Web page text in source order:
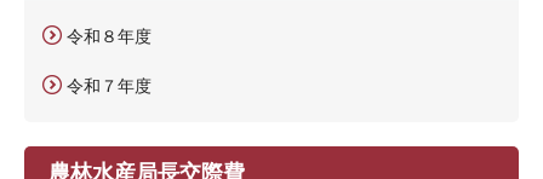
令和８年度
令和７年度
農林水産局長交際費